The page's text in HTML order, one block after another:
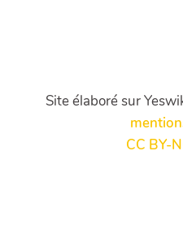
Site élaboré sur
CC BY-